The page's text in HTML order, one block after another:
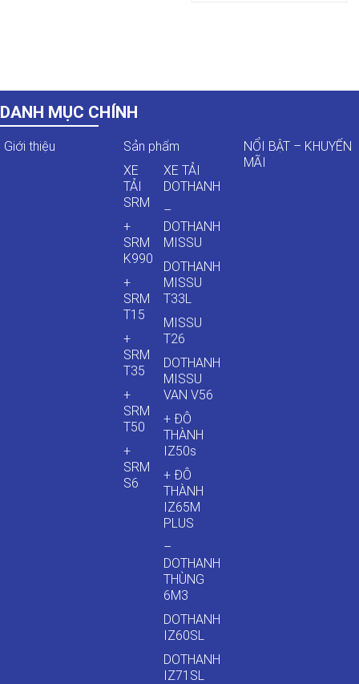
DANH MỤC CHÍNH
Giới thiệu
Sản phẩm
XE
TẢI
SRM
+
SRM
K990
+
SRM
T15
+
SRM
T35
+
SRM
T50
+
SRM
S6
XE TẢI
DOTHANH
–
DOTHANH
MISSU
DOTHANH
MISSU
T33L
MISSU
T26
DOTHANH
MISSU
VAN V56
+ ĐÔ
THÀNH
IZ50s
+ ĐÔ
THÀNH
IZ65M
PLUS
–
DOTHANH
THÙNG
6M3
DOTHANH
IZ60SL
DOTHANH
IZ71SL
NỔI BẬT – KHUYẾN
MÃI